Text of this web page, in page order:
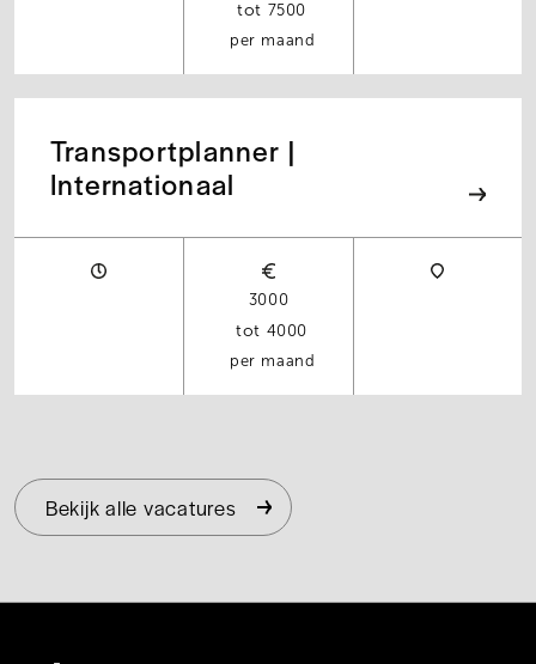
7500
per maand
Transportplanner |
Internationaal
3000
4000
per maand
Bekijk alle vacatures